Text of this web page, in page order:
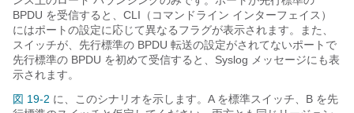
BPDU を受信すると、CLI（コマンドライン インターフェイス）
にはポートの設定に応じて異なるフラグが表示されます。また、
スイッチが、先行標準の BPDU 転送の設定がされてないポートで
先行標準の BPDU を初めて受信すると、Syslog メッセージにも表
示されます。
図 19-2 に、このシナリオを示します。A を標準スイッチ、B を先